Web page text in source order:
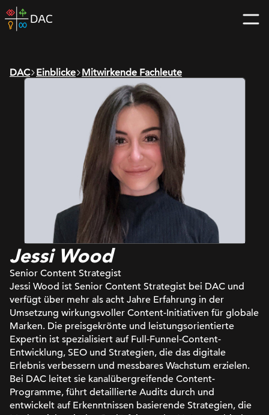
Skip
to
home
DAC Einblicke Mitwirkende Fachleute
Jessi Wood
Senior Content Strategist
Jessi Wood ist Senior Content Strategist bei DAC und
verfügt über mehr als acht Jahre Erfahrung in der
Umsetzung wirkungsvoller Content-Initiativen für globale
Marken. Die preisgekrönte und leistungsorientierte
Expertin ist spezialisiert auf Full-Funnel-Content-
Entwicklung, SEO und Strategien, die das digitale
Erlebnis verbessern und messbares Wachstum erzielen.
Bei DAC leitet sie kanalübergreifende Content-
Programme, führt detaillierte Audits durch und
entwickelt auf Erkenntnissen basierende Strategien, die